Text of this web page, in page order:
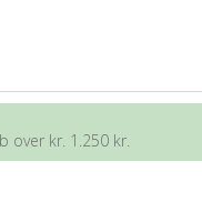
over kr. 1.250 kr.